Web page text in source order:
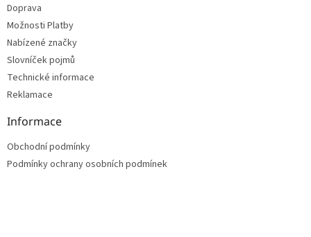
Doprava
Možnosti Platby
Nabízené značky
Slovníček pojmů
Technické informace
Reklamace
Informace
Obchodní podmínky
Podmínky ochrany osobních podmínek